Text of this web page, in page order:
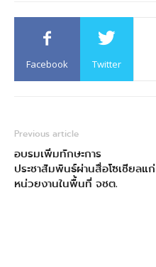
Facebook Twitter
Previous article
อบรมเพิ่มทักษะการ
ประชาสัมพันธ์ผ่านสื่อโซเชียลแก่
หน่วยงานในพื้นที่ จชต.